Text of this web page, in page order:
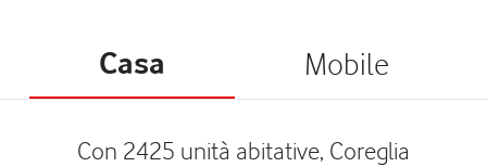
Casa Mobile
Con 2425 unità abitative, Coreglia